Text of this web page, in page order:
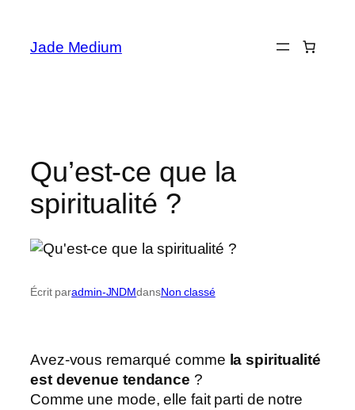
contenu
Jade Medium
Qu’est-ce que la
spiritualité ?
Écrit paradmin-JNDMdansNon classé
Avez-vous remarqué comme la spiritualité
est devenue tendance ?
Comme une mode, elle fait parti de notre